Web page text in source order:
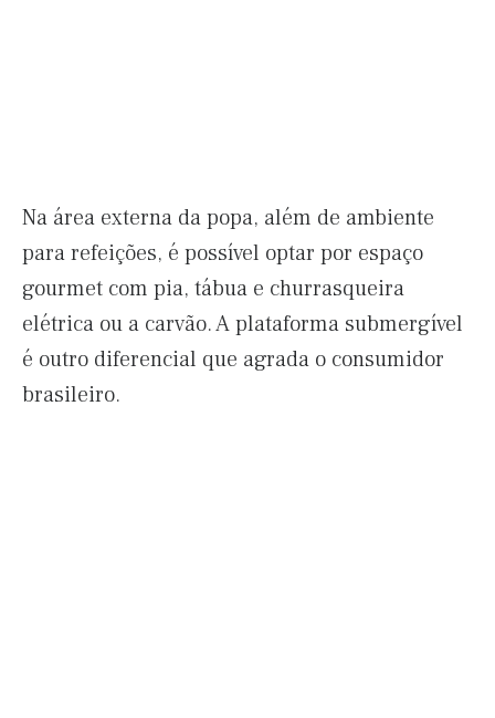
Na área externa da popa, além de ambiente
para refeições, é possível optar por espaço
gourmet com pia, tábua e churrasqueira
elétrica ou a carvão. A plataforma submergível
é outro diferencial que agrada o consumidor
brasileiro.